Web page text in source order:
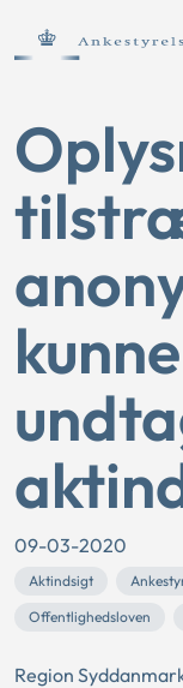
09-03-2020
Aktindsigt
Offentlighedsloven
Region